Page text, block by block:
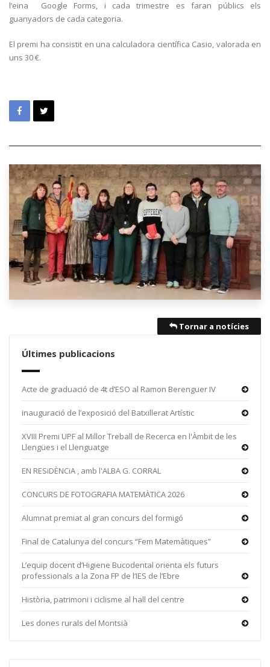
l’eina Google Forms, i cada trimestre es faran públics els
guanyadors de cada categoria.
El premi ha consistit en una calculadora científica Casio, valorada en
uns 30 €.
Tornar a notícies
Últimes publicacions
Acte de graduació de 4t d’ESO al Ramon Berenguer IV
inauguració de l’exposició del Batxillerat Artístic
XVIII Premi UPF al Millor Treball de Recerca en l'Àmbit de les
Llengües i el Llenguatge
EN RESiDÈNCiA , amb l'ALBA G. CORRAL
CONCURS DE FOTOGRAFIA MATEMÀTICA 2026
Alumnat premiat al gran concurs del formigó
Final de Catalunya del concurs “Fem Matemàtiques”
L’equip docent d’Higiene Bucodental orienta els futurs
professionals a la Zona FP de l’IES de l’Ebre
Història, patrimoni i ciclisme al hall del centre
Les dones rurals del Montsià